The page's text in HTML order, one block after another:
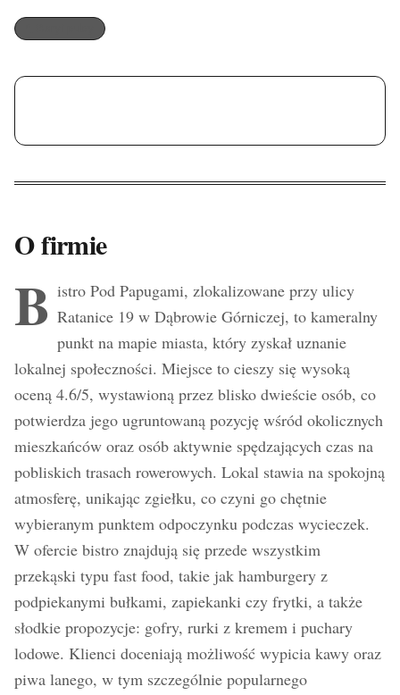
O firmie
B istro Pod Papugami, zlokalizowane przy ulicy
Ratanice 19 w Dąbrowie Górniczej, to kameralny
punkt na mapie miasta, który zyskał uznanie
lokalnej społeczności. Miejsce to cieszy się wysoką
oceną 4.6/5, wystawioną przez blisko dwieście osób, co
potwierdza jego ugruntowaną pozycję wśród okolicznych
mieszkańców oraz osób aktywnie spędzających czas na
pobliskich trasach rowerowych. Lokal stawia na spokojną
atmosferę, unikając zgiełku, co czyni go chętnie
wybieranym punktem odpoczynku podczas wycieczek.
W ofercie bistro znajdują się przede wszystkim
przekąski typu fast food, takie jak hamburgery z
podpiekanymi bułkami, zapiekanki czy frytki, a także
słodkie propozycje: gofry, rurki z kremem i puchary
lodowe. Klienci doceniają możliwość wypicia kawy oraz
piwa lanego, w tym szczególnie popularnego